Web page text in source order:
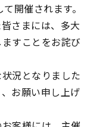
開催されます。
さまには、多大
すことをお詫び
況となりました
お願い申し上げ